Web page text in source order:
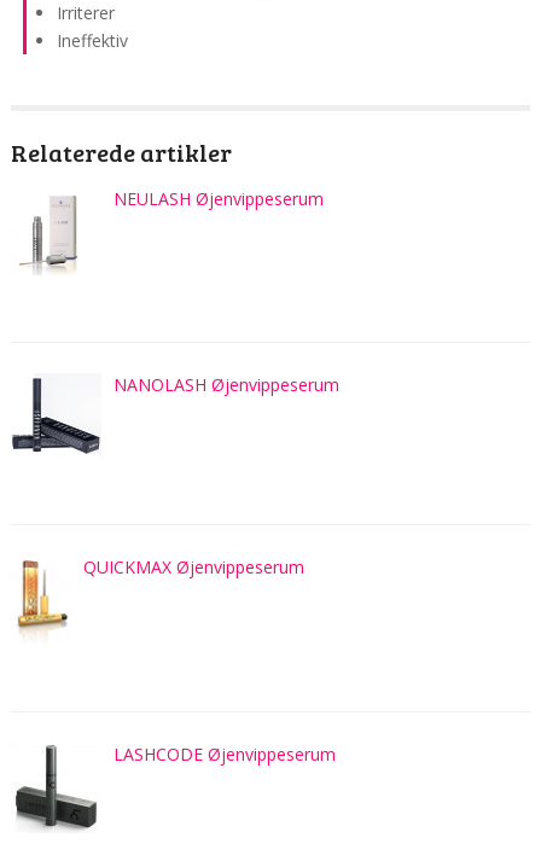
Irriterer
Ineffektiv
Relaterede artikler
NEULASH Øjenvippeserum
NANOLASH Øjenvippeserum
QUICKMAX Øjenvippeserum
LASHCODE Øjenvippeserum